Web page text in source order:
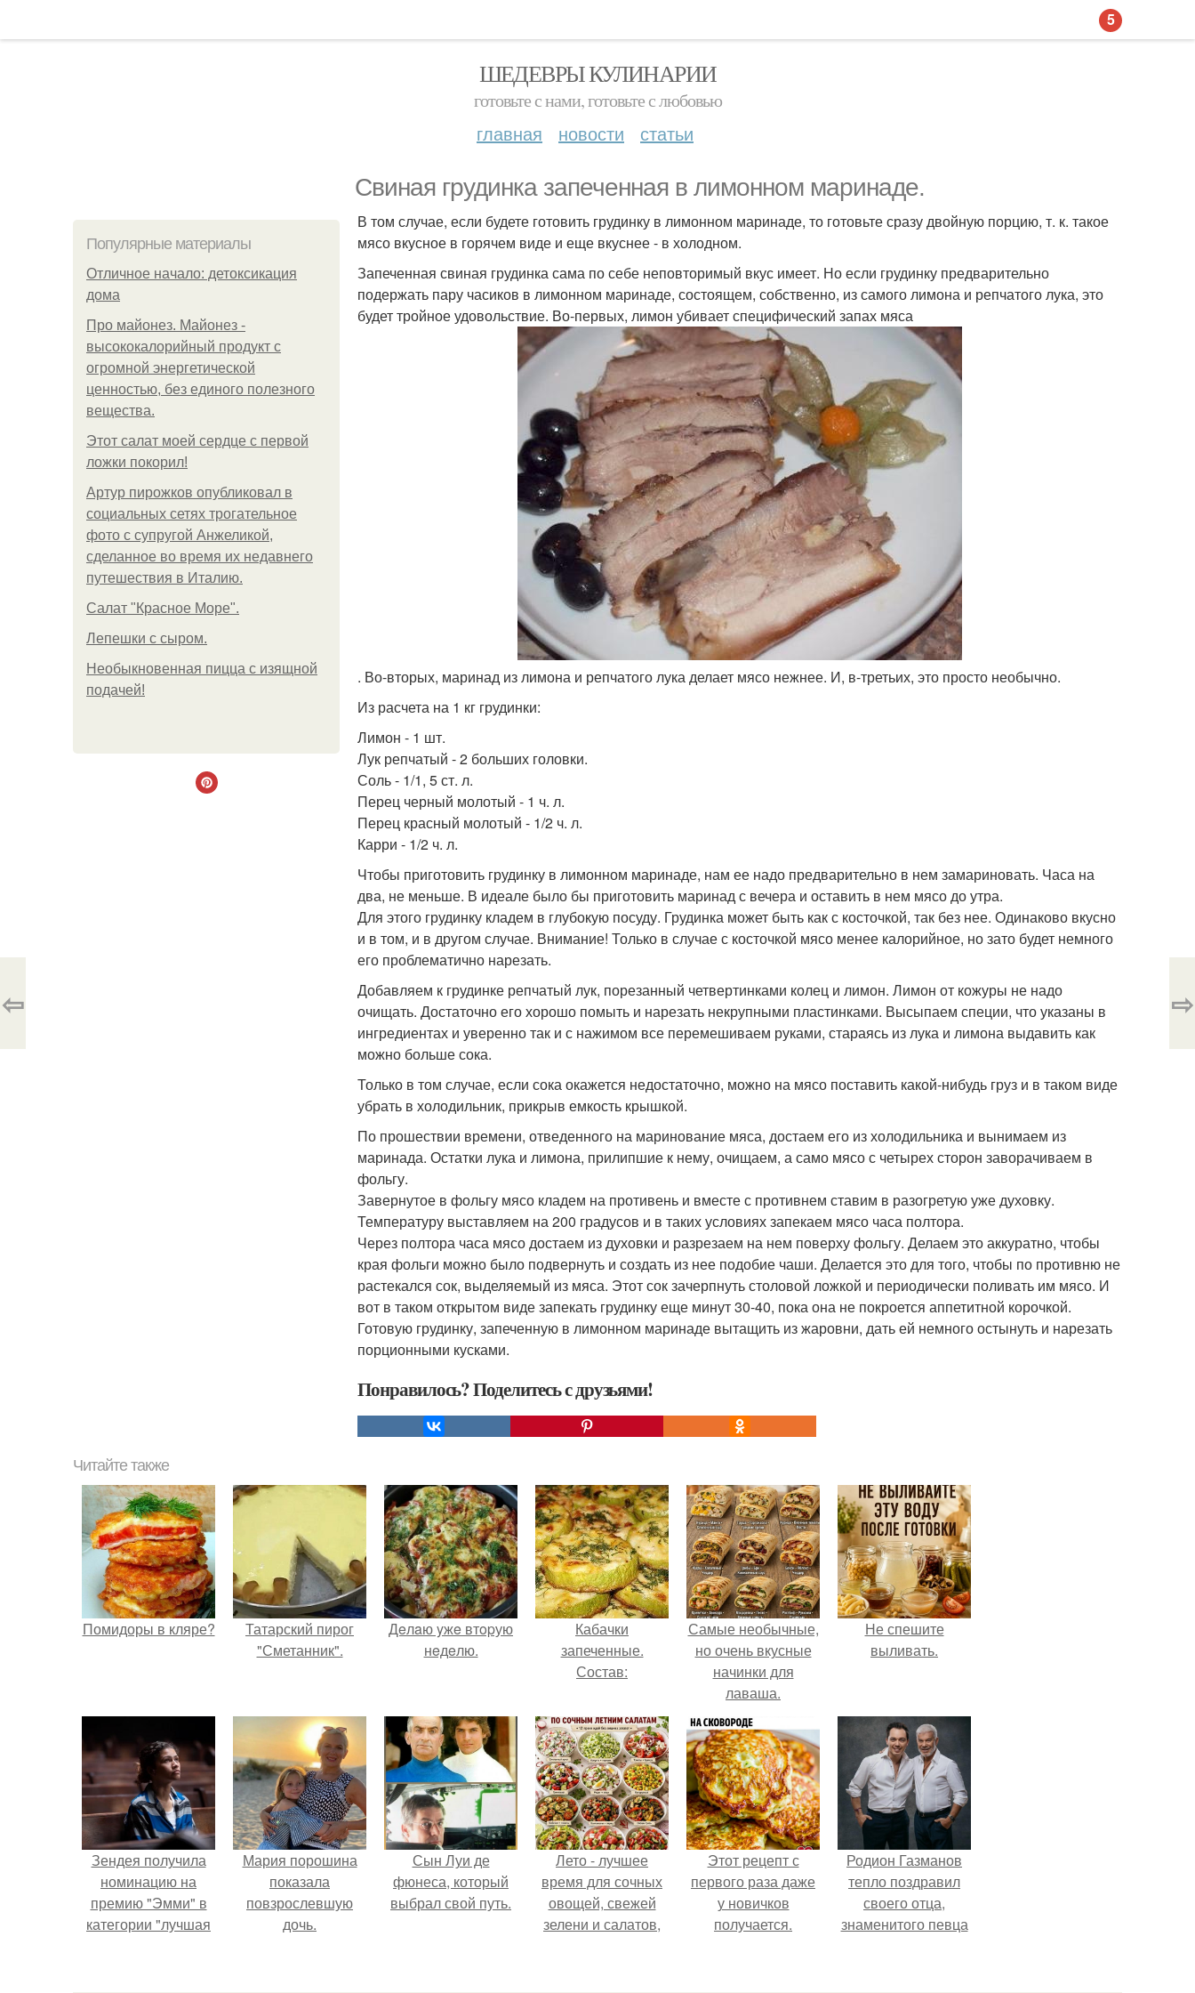
ШЕДЕВРЫ КУЛИНАРИИ
готовьте с нами, готовьте с любовью
главная новости статьи
Свиная грудинка запеченная в лимонном маринаде.
Популярные материалы
Отличное начало: детоксикация
дома
Про майонез. Майонез -
высококалорийный продукт с
огромной энергетической
ценностью, без единого полезного
вещества.
Этот салат моей сердце с первой
ложки покорил!
Артур пирожков опубликовал в
социальных сетях трогательное
фото с супругой Анжеликой,
сделанное во время их недавнего
путешествия в Италию.
Салат "Красное Море".
Лепешки с сыром.
Необыкновенная пицца с изящной
подачей!
В том случае, если будете готовить грудинку в лимонном маринаде, то готовьте сразу двойную порцию, т. к. такое
мясо вкусное в горячем виде и еще вкуснее - в холодном.
Запеченная свиная грудинка сама по себе неповторимый вкус имеет. Но если грудинку предварительно
подержать пару часиков в лимонном маринаде, состоящем, собственно, из самого лимона и репчатого лука, это
будет тройное удовольствие. Во-первых, лимон убивает специфический запах мяса
. Во-вторых, маринад из лимона и репчатого лука делает мясо нежнее. И, в-третьих, это просто необычно.
Из расчета на 1 кг грудинки:
Лимон - 1 шт.
Лук репчатый - 2 больших головки.
Соль - 1/1, 5 ст. л.
Перец черный молотый - 1 ч. л.
Перец красный молотый - 1/2 ч. л.
Карри - 1/2 ч. л.
Чтобы приготовить грудинку в лимонном маринаде, нам ее надо предварительно в нем замариновать. Часа на
два, не меньше. В идеале было бы приготовить маринад с вечера и оставить в нем мясо до утра.
Для этого грудинку кладем в глубокую посуду. Грудинка может быть как с косточкой, так без нее. Одинаково вкусно
и в том, и в другом случае. Внимание! Только в случае с косточкой мясо менее калорийное, но зато будет немного
его проблематично нарезать.
Добавляем к грудинке репчатый лук, порезанный четвертинками колец и лимон. Лимон от кожуры не надо
очищать. Достаточно его хорошо помыть и нарезать некрупными пластинками. Высыпаем специи, что указаны в
ингредиентах и уверенно так и с нажимом все перемешиваем руками, стараясь из лука и лимона выдавить как
можно больше сока.
Только в том случае, если сока окажется недостаточно, можно на мясо поставить какой-нибудь груз и в таком виде
убрать в холодильник, прикрыв емкость крышкой.
По прошествии времени, отведенного на маринование мяса, достаем его из холодильника и вынимаем из
маринада. Остатки лука и лимона, прилипшие к нему, очищаем, а само мясо с четырех сторон заворачиваем в
фольгу.
Завернутое в фольгу мясо кладем на противень и вместе с противнем ставим в разогретую уже духовку.
Температуру выставляем на 200 градусов и в таких условиях запекаем мясо часа полтора.
Через полтора часа мясо достаем из духовки и разрезаем на нем поверху фольгу. Делаем это аккуратно, чтобы
края фольги можно было подвернуть и создать из нее подобие чаши. Делается это для того, чтобы по противню не
растекался сок, выделяемый из мяса. Этот сок зачерпнуть столовой ложкой и периодически поливать им мясо. И
вот в таком открытом виде запекать грудинку еще минут 30-40, пока она не покроется аппетитной корочкой.
Готовую грудинку, запеченную в лимонном маринаде вытащить из жаровни, дать ей немного остынуть и нарезать
порционными кусками.
Понравилось? Поделитесь с друзьями!
⇦ ⇨
Читайте также
Помидоры в кляре?
Татарский пирог
"Сметанник".
Дeлaю yжe втopую
нeдeлю.
Кабачки
запеченные.
Состав:
Самые необычные,
но очень вкусные
начинки для
лаваша.
Не спешите
выливать.
Зендея получила
номинацию на
премию "Эмми" в
категории "лучшая
сериале" за третий
Мария порошина
показала
повзрослевшую
дочь.
Сын Луи де
фюнеса, который
выбрал свой путь.
Лето - лучшее
время для сочных
овощей, свежей
зелени и салатов,
несколько минут.
Этот рецепт с
первого раза даже
у новичков
получается.
Родион Газманов
тепло поздравил
своего отца,
знаменитого певца
75-летием.
5